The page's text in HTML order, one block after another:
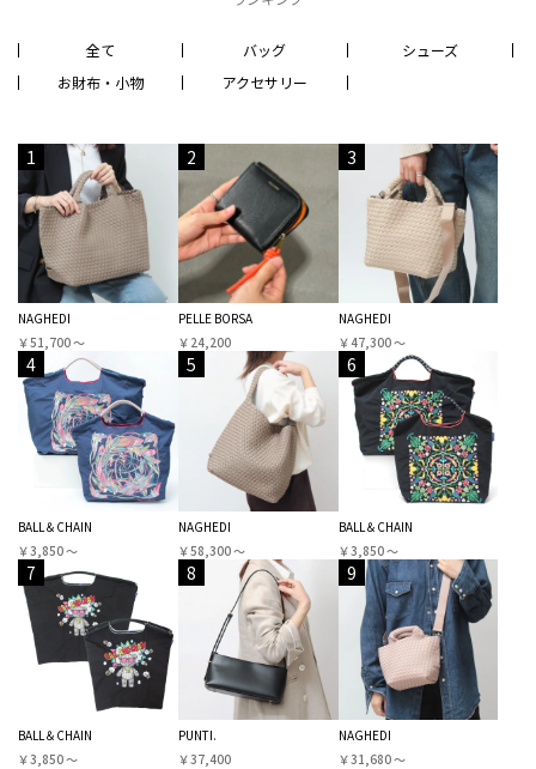
全て バッグ
シューズ
お財布・小物
アクセサリー
1
NAGHEDI
￥51,700 〜
2
PELLE BORSA
￥24,200
3
NAGHEDI
￥47,300 〜
4
BALL＆CHAIN
￥3,850 〜
5
NAGHEDI
￥58,300 〜
6
BALL＆CHAIN
￥3,850 〜
7
BALL＆CHAIN
￥3,850 〜
8
PUNTI.
￥37,400
9
NAGHEDI
￥31,680 〜